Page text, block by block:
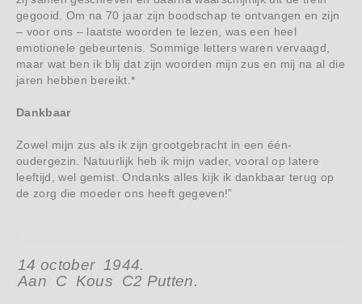
gegooid. Om na 70 jaar zijn boodschap te ontvangen en zijn
– voor ons – laatste woorden te lezen, was een heel
emotionele gebeurtenis. Sommige letters waren vervaagd,
maar wat ben ik blij dat zijn woorden mijn zus en mij na al die
jaren hebben bereikt.*
Dankbaar
Zowel mijn zus als ik zijn grootgebracht in een één-
oudergezin. Natuurlijk heb ik mijn vader, vooral op latere
leeftijd, wel gemist. Ondanks alles kijk ik dankbaar terug op
de zorg die moeder ons heeft gegeven!”
14 october 1944.
Aan C Kous C2 Putten.